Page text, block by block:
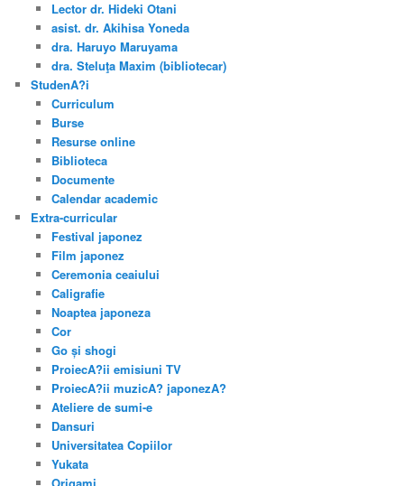
Lector dr. Hideki Otani
asist. dr. Akihisa Yoneda
dra. Haruyo Maruyama
dra. Steluţa Maxim (bibliotecar)
StudenA?i
Curriculum
Burse
Resurse online
Biblioteca
Documente
Calendar academic
Extra-curricular
Festival japonez
Film japonez
Ceremonia ceaiului
Caligrafie
Noaptea japoneza
Cor
Go și shogi
ProiecA?ii emisiuni TV
ProiecA?ii muzicA? japonezA?
Ateliere de sumi-e
Dansuri
Universitatea Copiilor
Yukata
Origami